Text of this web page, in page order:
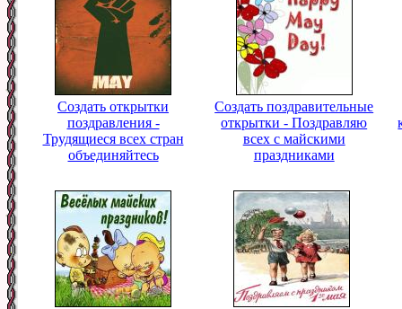
Создать открытки
поздравления -
Трудящиеся всех стран
объединяйтесь
Создать поздравительные
открытки - Поздравляю
всех с майскими
праздниками